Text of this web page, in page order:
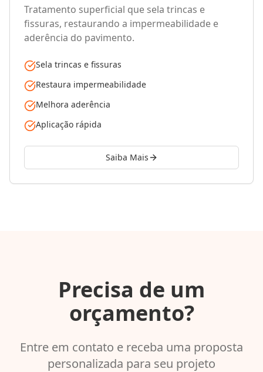
Tratamento superficial que sela trincas e
fissuras, restaurando a impermeabilidade e
aderência do pavimento.
Sela trincas e fissuras
Restaura impermeabilidade
Melhora aderência
Aplicação rápida
Saiba Mais
Precisa de um
orçamento?
Entre em contato e receba uma proposta
personalizada para seu projeto